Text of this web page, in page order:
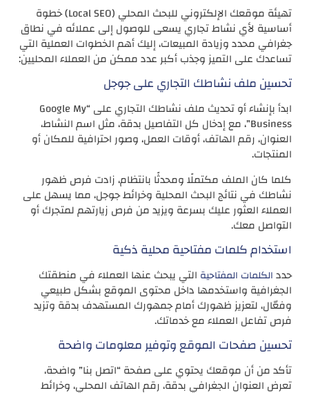
تهيئة موقعك الإلكتروني للبحث المحلي (Local SEO) خطوة
أساسية لأي نشاط تجاري يسعى للوصول إلى عملائه في نطاق
جغرافي محدد وزيادة المبيعات، إليك أهم الخطوات العملية التي
تساعدك على التميز وجذب أكبر عدد ممكن من العملاء المحليين:
تحسين ملف نشاطك التجاري على جوجل
ابدأ بإنشاء أو تحديث ملف نشاطك التجاري على “Google My
Business”، مع إدخال كل التفاصيل بدقة، مثل اسم النشاط،
العنوان، رقم الهاتف، أوقات العمل، وصور احترافية للمكان أو
المنتجات.
كلما كان الملف مكتملًا ومحدثًا بانتظام، زادت فرص ظهور
نشاطك في نتائج البحث المحلية وخرائط جوجل، مما يسهل على
العملاء العثور عليك بسرعة ويزيد من فرص زيارتهم لمتجرك أو
التواصل معك.
استخدام كلمات مفتاحية محلية ذكية
حددالكلمات المفتاحية التي يبحث عنها العملاء في منطقتك
الجغرافية واستخدمها داخل محتوى الموقع بشكل طبيعي
وفعّال، لتعزيز ظهورك أمام جمهورك المستهدف بدقة وتزيد
فرص تفاعل العملاء مع خدماتك.
تحسين صفحات الموقع وتوفير معلومات واضحة
تأكد من أن موقعك يحتوي على صفحة “اتصل بنا” واضحة،
تعرض العنوان الجغرافي بدقة، رقم الهاتف المحلي، وخرائط